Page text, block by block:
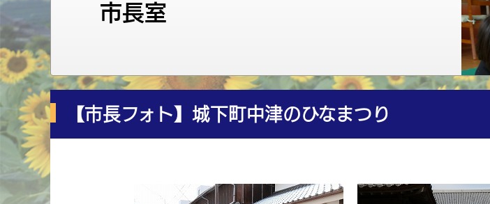
市長室
【市長フォト】城下町中津のひなまつり